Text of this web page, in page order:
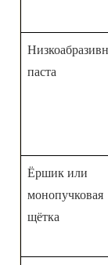
паста
Ёршик или
монопучковая
щётка